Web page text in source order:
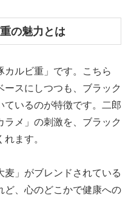
の魅力とは
カルビ重」です。こちら
スにしつつも、 ブラック
ているのが特徴です。二郎
メ」の刺激を、ブラック
ます。
麦」がブレンドされている
ど、心のどこかで健康への